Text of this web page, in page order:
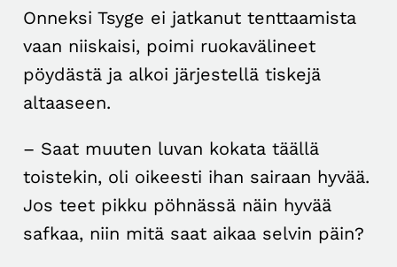
Onneksi Tsyge ei jatkanut tenttaamista
vaan niiskaisi, poimi ruokavälineet
pöydästä ja alkoi järjestellä tiskejä
altaaseen.
– Saat muuten luvan kokata täällä
toistekin, oli oikeesti ihan sairaan hyvää.
Jos teet pikku pöhnässä näin hyvää
safkaa, niin mitä saat aikaa selvin päin?